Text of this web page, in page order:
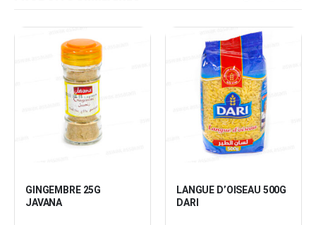
GINGEMBRE 25G
JAVANA
LANGUE D’OISEAU 500G
DARI